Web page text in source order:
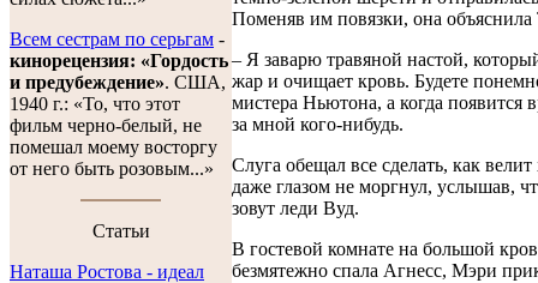
Всем сестрам по серьгам -
кинорецензия: «Гордость
и предубеждение». США,
1940 г.: «То, что этот
фильм черно-белый, не
помешал моему восторгу
от него быть розовым...»
Cтатьи
Наташа Ростова - идеал
Поменяв им повязки, она объяснила
– Я заварю травяной настой,
жар и очищает кровь. Будете
мистера Ньютона, а когда появится
за мной кого-нибудь.
Слуга обещал все сделать, как велит
даже глазом не моргнул, услышав,
зовут леди Вуд.
В гостевой комнате на большой
безмятежно спала Агнесс, Мэри